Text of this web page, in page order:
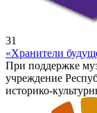
31
«Хранители
При поддержке
учреждение
историко-